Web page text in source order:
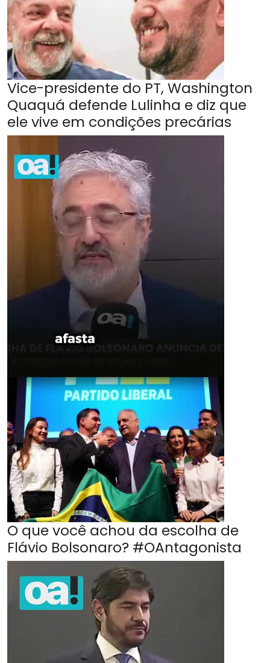
Vice-presidente do PT, Washington
Quaquá defende Lulinha e diz que
ele vive em condições precárias
O que você achou da escolha de
Flávio Bolsonaro? #OAntagonista